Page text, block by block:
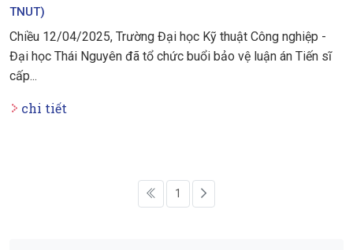
TNUT)
Chiều 12/04/2025, Trường Đại học Kỹ thuật Công nghiệp -
Đại học Thái Nguyên đã tổ chức buổi bảo vệ luận án Tiến sĩ
cấp...
chi tiết
1